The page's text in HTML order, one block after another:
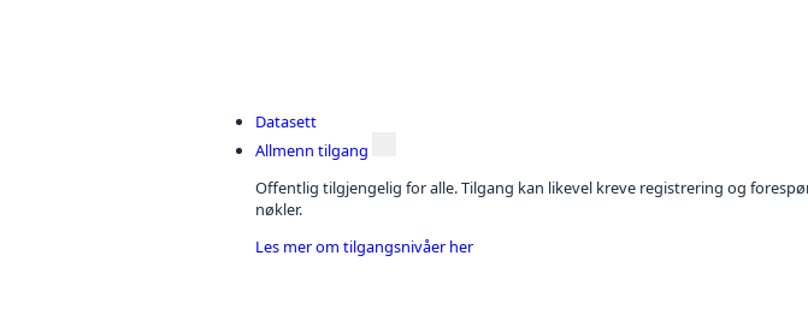
Datasett
Allmenn tilgang
Offentlig tilgjengelig for alle. Tilgang kan likevel kreve registrering og
nøkler.
Les mer om tilgangsnivåer her